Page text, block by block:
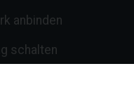
anbinden
schalten